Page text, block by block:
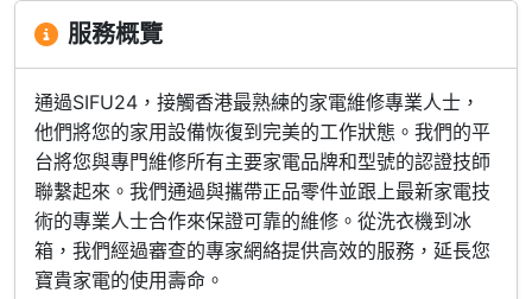
服務概覽
通過SIFU24，接觸香港最熟練的家電維修專業人士，
他們將您的家用設備恢復到完美的工作狀態。我們的平
台將您與專門維修所有主要家電品牌和型號的認證技師
聯繫起來。我們通過與攜帶正品零件並跟上最新家電技
術的專業人士合作來保證可靠的維修。從洗衣機到冰
箱，我們經過審查的專家網絡提供高效的服務，延長您
寶貴家電的使用壽命。